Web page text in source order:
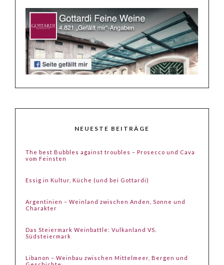
NEUESTE BEITRÄGE
The best Bubbles against troubles – Prosecco und Cava
vom Feinsten
Essig in Kultur, Küche (und bei Gottardi)
Argentinien – Weinland zwischen Anden, Sonne und
Charakter
Das Steiermark Weinbattle: Vulkanland VS.
Südsteiermark
Libanon – Weinbau zwischen Mittelmeer, Bergen und